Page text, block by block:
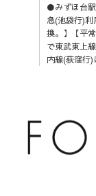
●みずほ台
急(池袋行)
換。】【平
で東武東上
内線(荻窪行)